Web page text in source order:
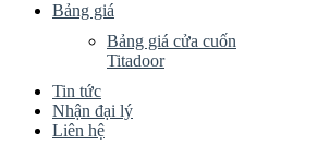
Bảng giá
Bảng giá cửa cuốn
Titadoor
Tin tức
Nhận đại lý
Liên hệ